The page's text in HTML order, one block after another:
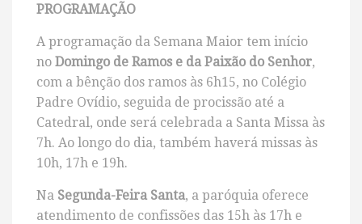
PROGRAMAÇÃO
A programação da Semana Maior tem início
no Domingo de Ramos e da Paixão do Senhor,
com a bênção dos ramos às 6h15, no Colégio
Padre Ovídio, seguida de procissão até a
Catedral, onde será celebrada a Santa Missa às
7h. Ao longo do dia, também haverá missas às
10h, 17h e 19h.
Na Segunda-Feira Santa, a paróquia oferece
atendimento de confissões das 15h às 17h e